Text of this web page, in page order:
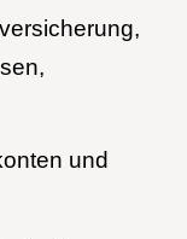
und